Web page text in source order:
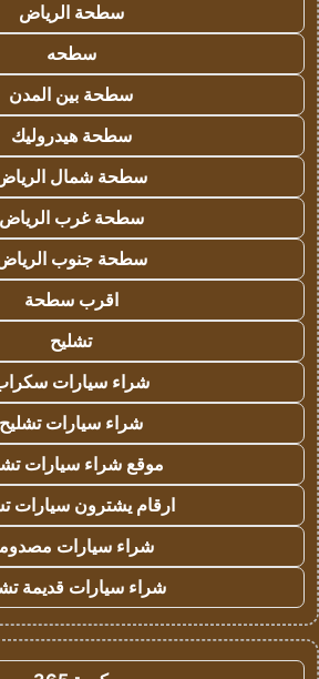
سطحة الرياض
سطحه
سطحة بين المدن
سطحة هيدروليك
سطحة شمال
سطحة غرب الرياض
سطحة جنوب
اقرب سطحة
تشليح
شراء سيارات
شراء سيارات تشليح
موقع شراء سيارات
ارقام يشترون سيارات
شراء سيارات
شراء سيارات قديمة